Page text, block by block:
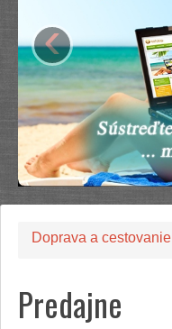
‹
Doprava a cestovanie
Predajne